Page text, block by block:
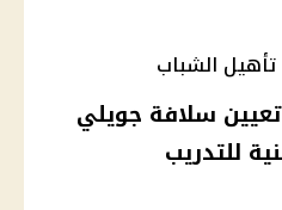
الشباب
سلافة جويلي
للتدريب